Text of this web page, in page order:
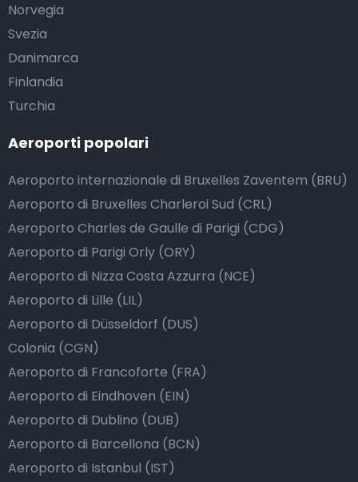
Norvegia
Svezia
Danimarca
Finlandia
Turchia
Aeroporti popolari
Aeroporto internazionale di Bruxelles Zaventem (BRU)
Aeroporto di Bruxelles Charleroi Sud (CRL)
Aeroporto Charles de Gaulle di Parigi (CDG)
Aeroporto di Parigi Orly (ORY)
Aeroporto di Nizza Costa Azzurra (NCE)
Aeroporto di Lille (LIL)
Aeroporto di Düsseldorf (DUS)
Colonia (CGN)
Aeroporto di Francoforte (FRA)
Aeroporto di Eindhoven (EIN)
Aeroporto di Dublino (DUB)
Aeroporto di Barcellona (BCN)
Aeroporto di Istanbul (IST)